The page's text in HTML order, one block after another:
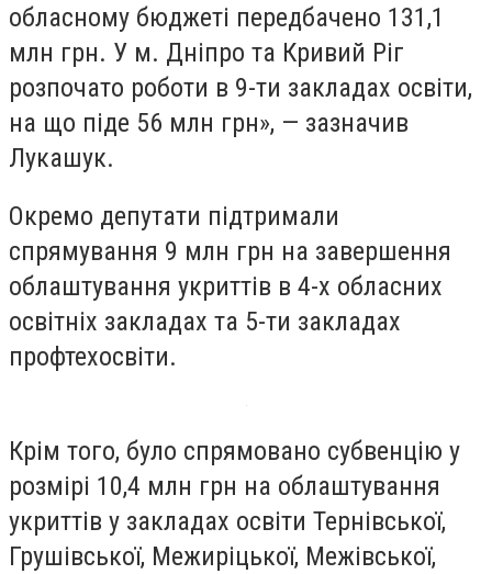
обласному бюджеті передбачено 131,1
млн грн. У м. Дніпро та Кривий Ріг
розпочато роботи в 9-ти закладах освіти,
на що піде 56 млн грн», — зазначив
Лукашук.
Окремо депутати підтримали
спрямування 9 млн грн на завершення
облаштування укриттів в 4-х обласних
освітніх закладах та 5-ти закладах
профтехосвіти.
Крім того, було спрямовано субвенцію у
розмірі 10,4 млн грн на облаштування
укриттів у закладах освіти Тернівської,
Грушівської, Межиріцької, Межівської,